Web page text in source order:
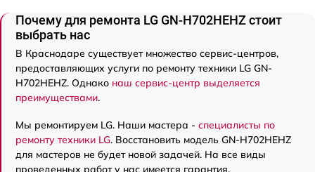
Почему для ремонта LG GN-H702HEHZ стоит
выбрать нас
В Краснодаре существует множество сервис-центров,
предоставляющих услуги по ремонту техники LG GN-
H702HEHZ. Однако наш сервис-центр выделяется
преимуществами.
Мы ремонтируем LG. Наши мастера - специалисты по
ремонту техники LG. Восстановить модель GN-H702HEHZ
для мастеров не будет новой задачей. На все виды
проведенных работ у нас имеется гарантия.